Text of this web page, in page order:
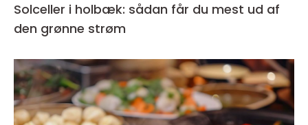
Solceller i holbæk: sådan får du mest ud af
den grønne strøm